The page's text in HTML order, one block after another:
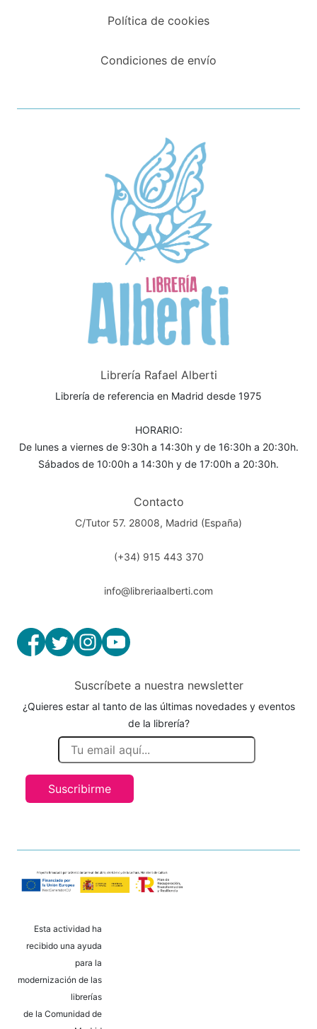
Política de cookies
Condiciones de envío
Librería Rafael Alberti
Librería de referencia en Madrid desde 1975
HORARIO:
De lunes a viernes de 9:30h a 14:30h y de 16:30h a 20:30h.
Sábados de 10:00h a 14:30h y de 17:00h a 20:30h.
Contacto
C/Tutor 57. 28008, Madrid (España)
(+34) 915 443 370
info@libreriaalberti.com
Suscríbete a nuestra newsletter
¿Quieres estar al tanto de las últimas novedades y eventos
de la librería?
Suscribirme
Esta actividad ha
recibido una ayuda
para la
modernización de las
librerías
de la Comunidad de